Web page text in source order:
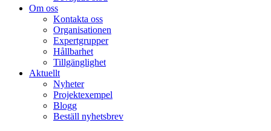
Om oss
Kontakta oss
Organisationen
Expertgrupper
Hållbarhet
Tillgänglighet
Aktuellt
Nyheter
Projektexempel
Blogg
Beställ nyhetsbrev